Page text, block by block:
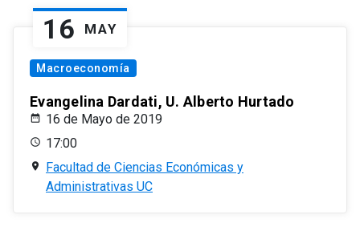
16 MAY
Macroeconomía
Evangelina Dardati, U. Alberto Hurtado
16 de Mayo de 2019
17:00
Facultad de Ciencias Económicas y
Administrativas UC